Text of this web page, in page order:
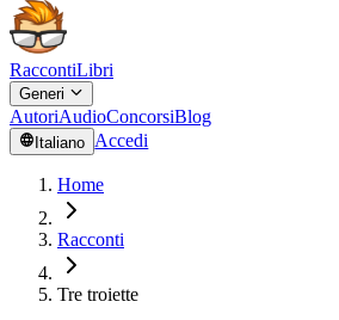
RaccontiLibri
Generi
AutoriAudioConcorsiBlog
Italiano Accedi
Home
Racconti
Tre troiette